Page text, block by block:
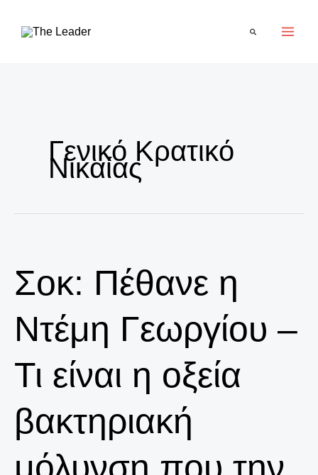
περιεχόμενο
Αναζήτηση
Γενικό Κρατικό
Νικαίας
Σοκ: Πέθανε η
Ντέμη Γεωργίου –
Τι είναι η οξεία
βακτηριακή
μόλυνση που την